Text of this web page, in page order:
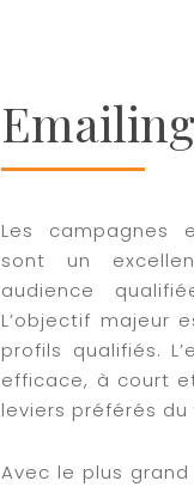
Emailing
Les campagnes
sont un
audience
L’objectif majeur
profils qualifiés.
efficace, à court
leviers préférés
Avec le plus